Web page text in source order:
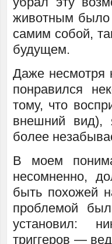
животным было
самим собой,
будущем.
Даже несмотря
понравился
тому, что
внешний вид),
более
В моем
несомненно,
быть похожей
проблемой
установил:
триггеров —